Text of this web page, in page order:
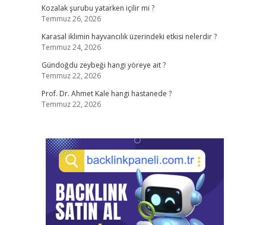
Kozalak şurubu yatarken içilir mi ?
Temmuz 26, 2026
Karasal iklimin hayvancılık üzerindeki etkisi nelerdir ?
Temmuz 24, 2026
Gündoğdu zeybeği hangi yöreye ait ?
Temmuz 22, 2026
Prof. Dr. Ahmet Kale hangi hastanede ?
Temmuz 22, 2026